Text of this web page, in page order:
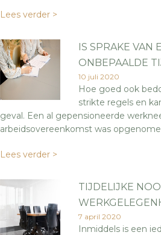
Lees verder >
IS SPRAKE VAN
ONBEPAALDE
10 juli 2020
Hoe goed ook
strikte regels en
geval. Een al gepensioneerde
arbeidsovereenkomst was
Lees verder >
TIJDELIJKE
7 april 2020
Inmiddels is een